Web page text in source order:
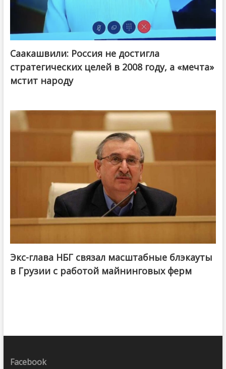
Саакашвили: Россия не достигла
стратегических целей в 2008 году, а «мечта»
мстит народу
Экс-глава НБГ связал масштабные блэкауты
в Грузии с работой майнинговых ферм
Facebook